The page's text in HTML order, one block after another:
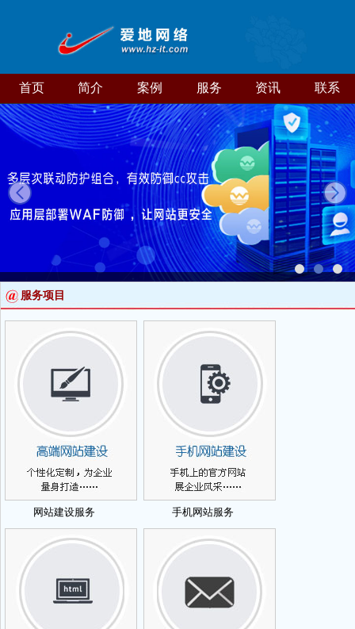
首页 简介 案例 服务 资讯 联系
服务项目
网站建设服务 手机网站服务